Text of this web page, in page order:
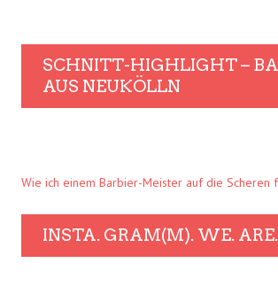
SCHNITT-HIGHLIGHT –
AUS NEUKÖLLN
Wie ich einem Barbier-Meister auf die Scheren
INSTA. GRAM(M). WE.